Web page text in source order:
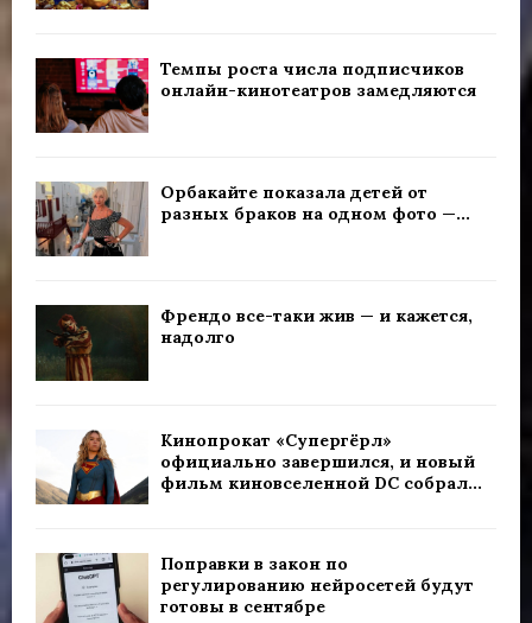
Темпы роста числа подписчиков
онлайн-кинотеатров замедляются
Орбакайте показала детей от
разных браков на одном фото —...
Френдо все-таки жив — и кажется,
надолго
Кинопрокат «Супергёрл»
официально завершился, и новый
фильм киновселенной DC собрал...
Поправки в закон по
регулированию нейросетей будут
готовы в сентябре